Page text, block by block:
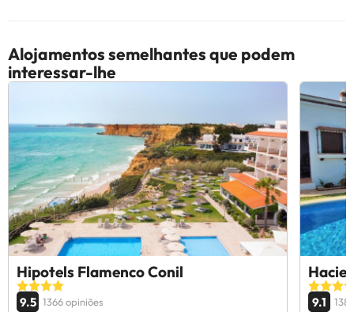
Alojamentos semelhantes que podem
interessar-lhe
Hipotels Flamenco Conil
9.5 1366 opiniões 9.1 138